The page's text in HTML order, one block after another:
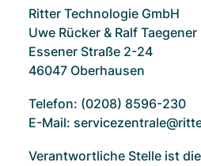
Ritter Technologie GmbH
Uwe Rücker & Ralf Taegener
Essener Straße 2-24
46047 Oberhausen
Telefon: (0208) 8596-230
E-Mail:
Verantwortliche Stelle ist